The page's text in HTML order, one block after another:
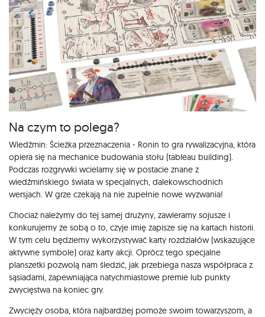
Na czym to polega?
Wiedźmin: Ścieżka przeznaczenia - Ronin to gra rywalizacyjna, która
opiera się na mechanice budowania stołu (tableau building).
Podczas rozgrywki wcielamy się w postacie znane z
wiedźmińskiego świata w specjalnych, dalekowschodnich
wersjach. W grze czekają na nie zupełnie nowe wyzwania!
Chociaż należymy do tej samej drużyny, zawieramy sojusze i
konkurujemy ze sobą o to, czyje imię zapisze się na kartach historii.
W tym celu będziemy wykorzystywać karty rozdziałów (wskazujące
aktywne symbole) oraz karty akcji. Oprócz tego specjalne
planszetki pozwolą nam śledzić, jak przebiega nasza współpraca z
sąsiadami, zapewniająca natychmiastowe premie lub punkty
zwycięstwa na koniec gry.
Zwycięży osoba, która najbardziej pomoże swoim towarzyszom, a